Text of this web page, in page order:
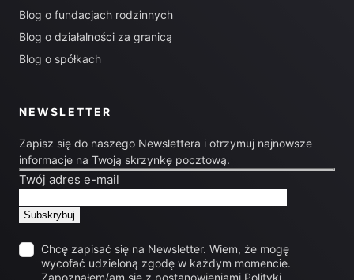
Blog o fundacjach rodzinnych
Blog o działalności za granicą
Blog o spółkach
NEWSLETTER
Zapisz się do naszego Newslettera i otrzymuj najnowsze
informacje na Twoją skrzynkę pocztową.
Twój adres e-mail
Chcę zapisać się na Newsletter. Wiem, że mogę
wycofać udzieloną zgodę w każdym momencie.
Zapoznałem/am się z postanowieniami Polityki